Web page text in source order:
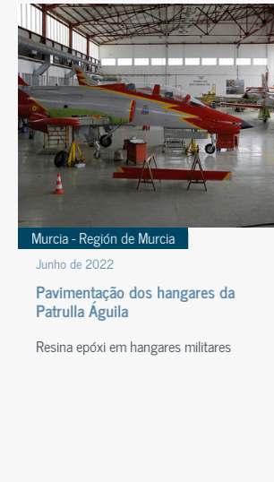
Murcia - Región de Murcia
Junho de 2022
Pavimentação dos hangares da
Patrulla Águila
Resina epóxi em hangares militares